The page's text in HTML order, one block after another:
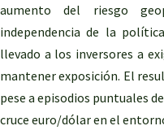
aumento del riesgo
independencia de la
llevado a los inversores a
mantener exposición. El
pese a episodios puntuales
cruce euro/dólar en el